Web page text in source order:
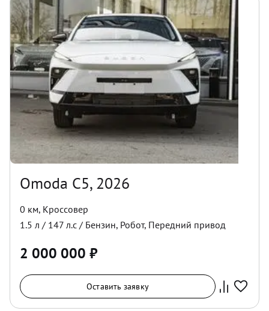
Omoda C5, 2026
0 км, Кроссовер
1.5 л / 147 л.с / Бензин, Робот, Передний привод
2 000 000 ₽
Оставить заявку